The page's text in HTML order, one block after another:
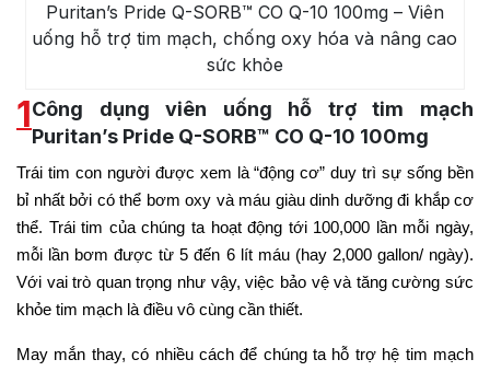
Puritan’s Pride Q-SORB™ CO Q-10 100mg – Viên
uống hỗ trợ tim mạch, chống oxy hóa và nâng cao
sức khỏe
1Công dụng viên uống hỗ trợ tim mạch
Puritan’s Pride Q-SORB™ CO Q-10 100mg
Trái tim con người được xem là “động cơ” duy trì sự sống bền
bỉ nhất bởi có thể bơm oxy và máu giàu dinh dưỡng đi khắp cơ
thể. Trái tim của chúng ta hoạt động tới 100,000 lần mỗi ngày,
mỗi lần bơm được từ 5 đến 6 lít máu (hay 2,000 gallon/ ngày).
Với vai trò quan trọng như vậy, việc bảo vệ và tăng cường sức
khỏe tim mạch là điều vô cùng cần thiết.
May mắn thay, có nhiều cách để chúng ta hỗ trợ hệ tim mạch